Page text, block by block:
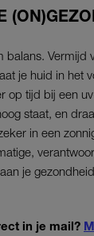
balans. Vermijd
je huid in het
op tijd bij een
staat, en
in een
je
in je mail?